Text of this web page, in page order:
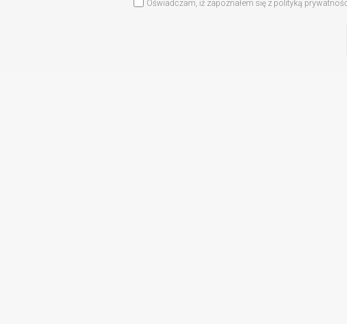
Oświadczam, iż zapoznałem się z polityką